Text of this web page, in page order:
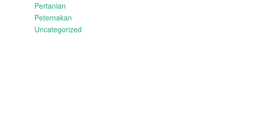
Pertanian
Peternakan
Uncategorized